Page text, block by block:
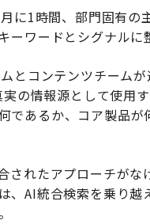
月に1時間、部門固有の
ワードとシグナルに
とコンテンツチーム
実の情報源として使用
であるか、コア製品
されたアプローチが
、AI統合検索を乗り